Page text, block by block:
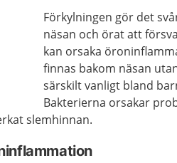
Förkylningen gör det
näsan och örat att
kan orsaka
finnas bakom näsan
särskilt vanligt bland
Bakterierna orsakar
slemhinnan.